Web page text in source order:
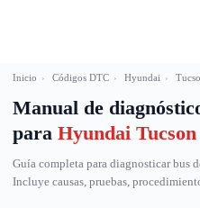
Inicio › Códigos DTC › Hyundai ›
Manual de
para Hyundai Tucson
Guía completa para diagnosticar bus
Incluye causas, pruebas,